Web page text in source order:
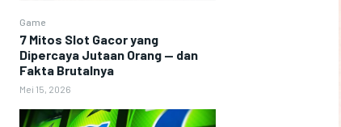
Game
7 Mitos Slot Gacor yang
Dipercaya Jutaan Orang — dan
Fakta Brutalnya
Mei 15, 2026